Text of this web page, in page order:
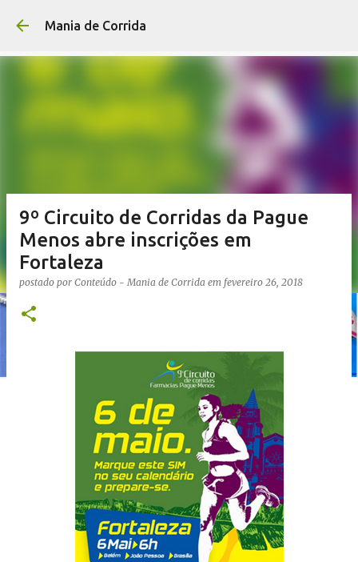
Mania de Corrida
9º Circuito de Corridas da Pague
Menos abre inscrições em
Fortaleza
postado por Conteúdo - Mania de Corrida em fevereiro 26, 2018